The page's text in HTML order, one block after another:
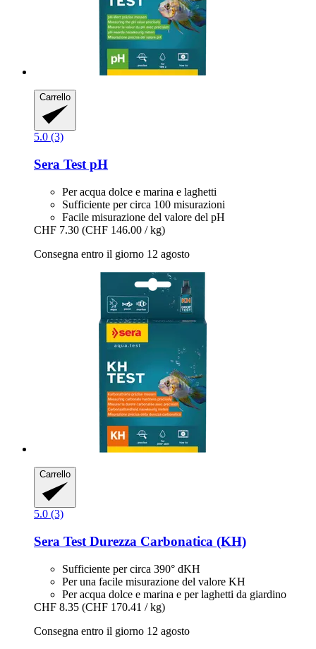
Carrello
5.0 (3)
Sera Test pH
Per acqua dolce e marina e laghetti
Sufficiente per circa 100 misurazioni
Facile misurazione del valore del pH
CHF 7.30 (CHF 146.00 / kg)
Consegna entro il giorno 12 agosto
Carrello
5.0 (3)
Sera Test Durezza Carbonatica (KH)
Sufficiente per circa 390° dKH
Per una facile misurazione del valore KH
Per acqua dolce e marina e per laghetti da giardino
CHF 8.35 (CHF 170.41 / kg)
Consegna entro il giorno 12 agosto